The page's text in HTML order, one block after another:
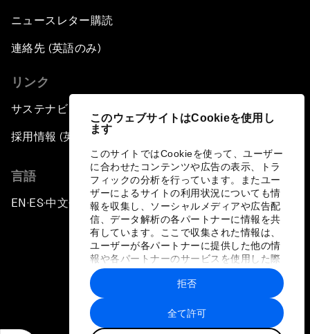
このウェブサイトはCookieを使用し
ます
このサイトではCookieを使って、ユーザー
に合わせたコンテンツや広告の表示、トラ
フィックの分析を行っています。またユー
ザーによるサイトの利用状況についても情
報を収集し、ソーシャルメディアや広告配
信、データ解析の各パートナーに情報を共
有しています。ここで収集された情報は、
ユーザーが各パートナーに提供した他の情
報や各パートナーのサービスを使用した際
に収集された情報と組み合わされ、各パー
トナーによって使用されることがありま
す。
全て許可
拒否
ニュースレター購読
連絡先 (英語のみ)
リンク
サステナビリティへの取り組み
採用情報 (英語のみ)
言語
EN ▪ES▪中文▪ 日本語
プライバシーポリシーと利用規約
サイトマップ